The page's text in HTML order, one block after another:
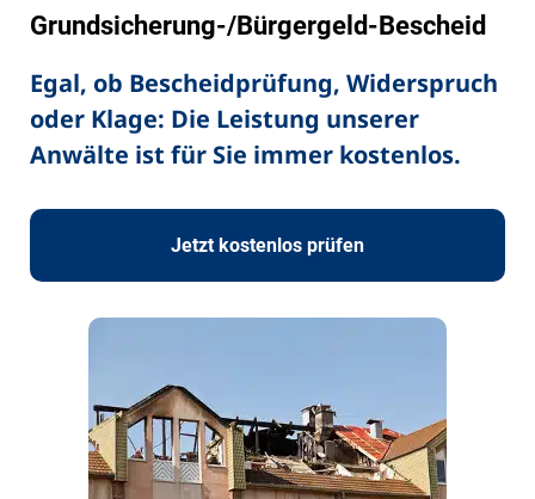
Grundsicherung-/Bürgergeld-Bescheid
Egal, ob Bescheidprüfung, Widerspruch
oder Klage: Die Leistung unserer
Anwälte ist für Sie immer kostenlos.
Jetzt kostenlos prüfen